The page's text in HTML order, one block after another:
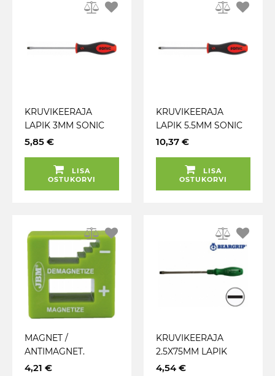
KRUVIKEERAJA
LAPIK 3MM SONIC
5,85 €
LISA
OSTUKORVI
KRUVIKEERAJA
LAPIK 5.5MM SONIC
10,37 €
LISA
OSTUKORVI
MAGNET /
ANTIMAGNET.
MAGNETISEERIJA JA
4,21 €
KRUVIKEERAJA
2.5X75MM LAPIK
BEARGRIP
4,54 €